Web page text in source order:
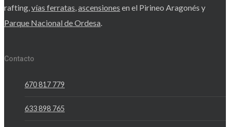
rafting,vías ferratas,ascensiones en el Pirineo Aragonés y
Parque Nacional de Ordesa.
Contacto
670 817 779
633 898 765